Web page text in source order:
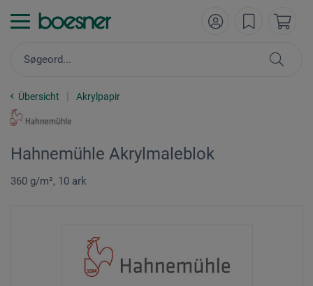
Übersicht Akrylpapir
Hahnemühle Akrylmaleblok
360 g/m², 10 ark